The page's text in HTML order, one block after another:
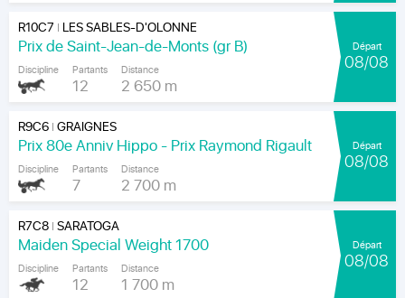
R10C7 | LES SABLES-D'OLONNE
Prix de Saint-Jean-de-Monts (gr B)
Discipline Partants
12
Distance
2 650 m
Départ
08/08
R9C6|GRAIGNES
Prix 80e Anniv Hippo - Prix Raymond Rigault
Discipline Partants
7
Distance
2 700 m
Départ
08/08
R7C8|SARATOGA
Maiden Special Weight 1700
Discipline Partants
12
Distance
1 700 m
Départ
08/08